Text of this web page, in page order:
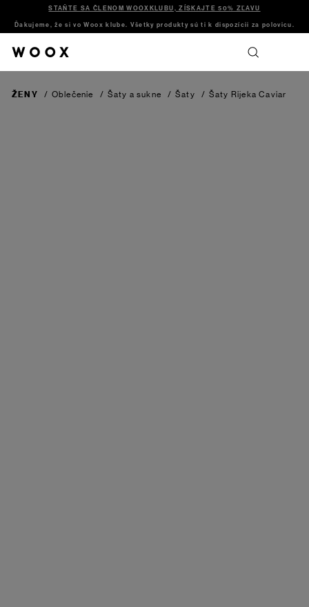
STAŇTE SA ČLENOM WOOXKLUBU, ZÍSKAJTE 50% ZĽAVU
Ďakujeme, že si vo Woox klube. Všetky produkty sú ti k dispozícii za polovicu.
ŽENY / Oblečenie / Šaty a sukne / Šaty / Šaty RijekaCaviar